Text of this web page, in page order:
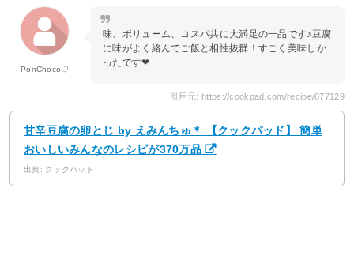
PonChoco♡
味、ボリューム、コスパ共に大満足の一品です♪豆腐
に味がよく絡んでご飯と相性抜群！すごく美味しか
ったです❤︎
引用元: https://cookpad.com/recipe/877129
甘辛豆腐の卵とじ by えみんちゅ＊ 【クックパッド】 簡単
おいしいみんなのレシピが370万品
出典: クックパッド